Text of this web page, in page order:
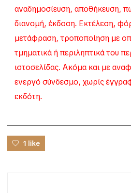
αναδημοσίευση, αποθήκευση,
διανομή, έκδοση. Εκτέλεση,
μετάφραση, τροποποίηση με
τμηματικά ή περιληπτικά του
ιστοσελίδας. Ακόμα και με
ενεργό σύνδεσμο, χωρίς
εκδότη.
1 like